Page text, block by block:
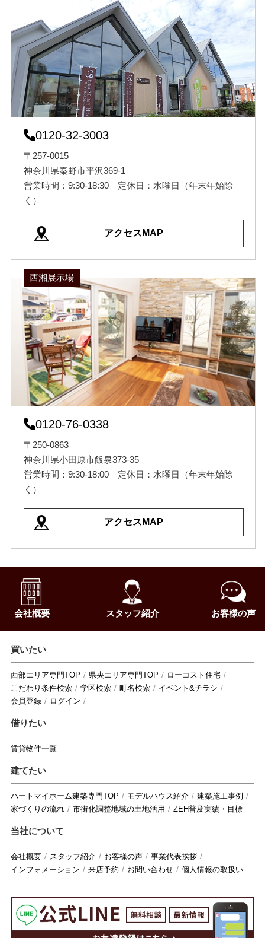
0120-32-3003
〒257-0015
神奈川県秦野市平沢369-1
営業時間：9:30-18:30 定休日：水曜日（年末年始除
く）
アクセスMAP
西湘展示場
0120-76-0338
〒250-0863
神奈川県小田原市飯泉373-35
営業時間：9:30-18:00 定休日：水曜日（年末年始除
く）
アクセスMAP
会社概要 スタッフ紹介 お客様の声
買いたい
西部エリア専門TOP 県央エリア専門TOP
ローコスト住宅
こだわり条件検索
学区検索 町名検索
イベント&チラシ
会員登録
ログイン
借りたい
賃貸物件一覧
建てたい
ハートマイホーム建築専門TOP モデルハウス紹介
建築施工事例
家づくりの流れ
市街化調整地域の土地活用 ZEH普及実績・目標
当社について
会社概要 スタッフ紹介 お客様の声
事業代表挨拶
インフォメーション
来店予約 お問い合わせ 個人情報の取扱い